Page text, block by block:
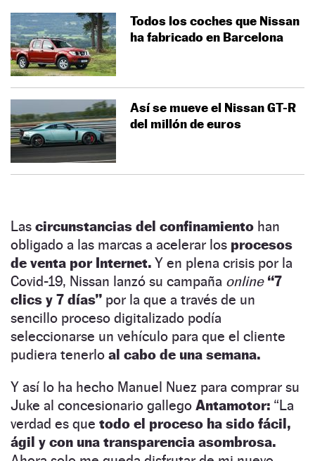
Todos los coches que Nissan
ha fabricado en Barcelona
Así se mueve el Nissan GT-R
del millón de euros
Las circunstancias del confinamiento han
obligado a las marcas a acelerar los procesos
de venta por Internet. Y en plena crisis por la
Covid-19, Nissan lanzó su campaña online “7
clics y 7 días” por la que a través de un
sencillo proceso digitalizado podía
seleccionarse un vehículo para que el cliente
pudiera tenerlo al cabo de una semana.
Y así lo ha hecho Manuel Nuez para comprar su
Juke al concesionario gallego Antamotor: “La
verdad es que todo el proceso ha sido fácil,
ágil y con una transparencia asombrosa.